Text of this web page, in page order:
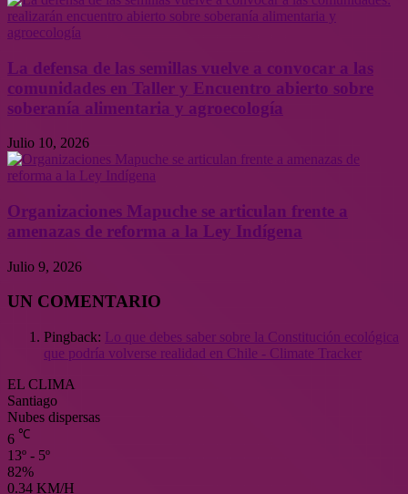
La defensa de las semillas vuelve a convocar a las
comunidades en Taller y Encuentro abierto sobre
soberanía alimentaria y agroecología
Julio 10, 2026
Organizaciones Mapuche se articulan frente a
amenazas de reforma a la Ley Indígena
Julio 9, 2026
UN COMENTARIO
Pingback: Lo que debes saber sobre la Constitución ecológica
que podría volverse realidad en Chile - Climate Tracker
EL CLIMA
Santiago
Nubes dispersas
6 ℃
13º - 5º
82%
0.34 KM/H